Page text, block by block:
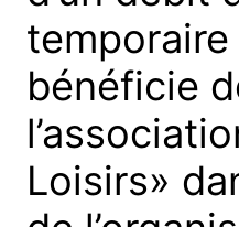
temporaire
bénéficie
Loisirs»